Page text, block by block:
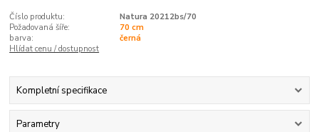
Číslo produktu:
Natura 20212bs/70
Požadovaná šíře:
70 cm
barva:
černá
Hlídat cenu / dostupnost
Kompletní specifikace
Parametry